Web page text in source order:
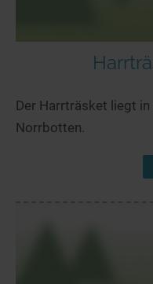
Der Harrträsket liegt
Norrbotten.